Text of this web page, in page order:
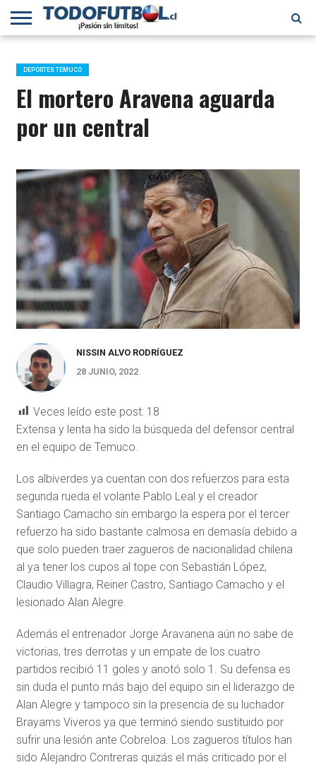
PRIMERA
B
SELECCIÓN
CHILENA
CHILENOS
EN EL
MUNDO
FÚTBOL
INTERNACIONAL
DEPORTES TEMUCO
El mortero Aravena aguarda
por un central
NISSIN ALVO RODRÍGUEZ
28 JUNIO, 2022
Veces leído este post: 18
Extensa y lenta ha sido la búsqueda del defensor central
en el equipo de Temuco.
Los albiverdes ya cuentan con dos refuerzos para esta
segunda rueda el volante Pablo Leal y el creador
Santiago Camacho sin embargo la espera por el tercer
refuerzo ha sido bastante calmosa en demasía debido a
que solo pueden traer zagueros de nacionalidad chilena
al ya tener los cupos al tope con Sebastián López,
Claudio Villagra, Reiner Castro, Santiago Camacho y el
lesionado Alan Alegre.
Además el entrenador Jorge Aravanena aún no sabe de
victorias, tres derrotas y un empate de los cuatro
partidos recibió 11 goles y anotó solo 1. Su defensa es
sin duda el punto más bajo del equipo sin el liderazgo de
Alan Alegre y tampoco sin la presencia de su luchador
Brayams Viveros ya que terminó siendo sustituido por
sufrir una lesión ante Cobreloa. Los zagueros títulos han
sido Alejandro Contreras quizás el más criticado por el